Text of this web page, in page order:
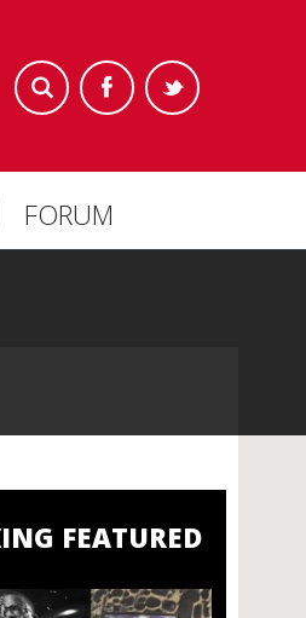
FORUM
FEATURED